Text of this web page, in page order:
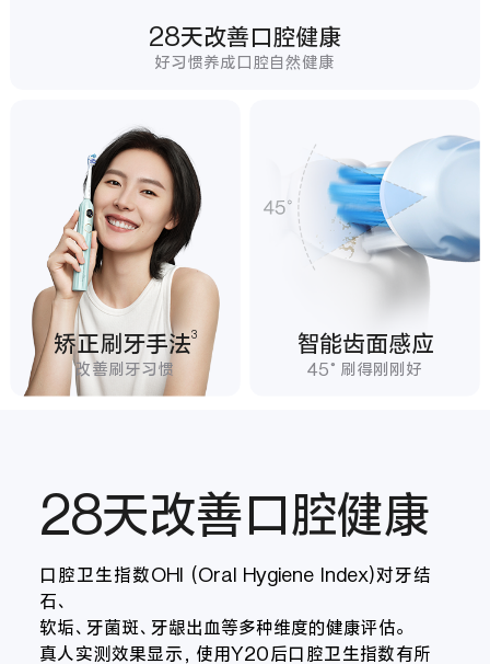
28天改善口腔健康
好习惯养成口腔自然健康
矫正刷牙手法3
改善刷牙习惯
智能齿面感应
45°刷得刚刚好
28天改善口腔健康
口腔卫生指数OHI (Oral Hygiene Index)对牙结
石、
软垢、牙菌斑、牙龈出血等多种维度的健康评估。
真人实测效果显示，使用Y20后口腔卫生指数有所